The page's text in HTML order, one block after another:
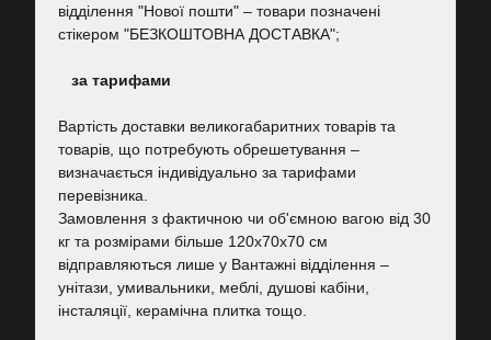
відділення "Нової пошти" – товари позначені
стікером "БЕЗКОШТОВНА ДОСТАВКА";
за тарифами
Вартість доставки великогабаритних товарів та
товарів, що потребують обрешетування –
визначається індивідуально за тарифами
перевізника.
Замовлення з фактичною чи об'ємною вагою від 30
кг та розмірами більше 120х70х70 см
відправляються лише у Вантажні відділення –
унітази, умивальники, меблі, душові кабіни,
інсталяції, керамічна плитка тощо.